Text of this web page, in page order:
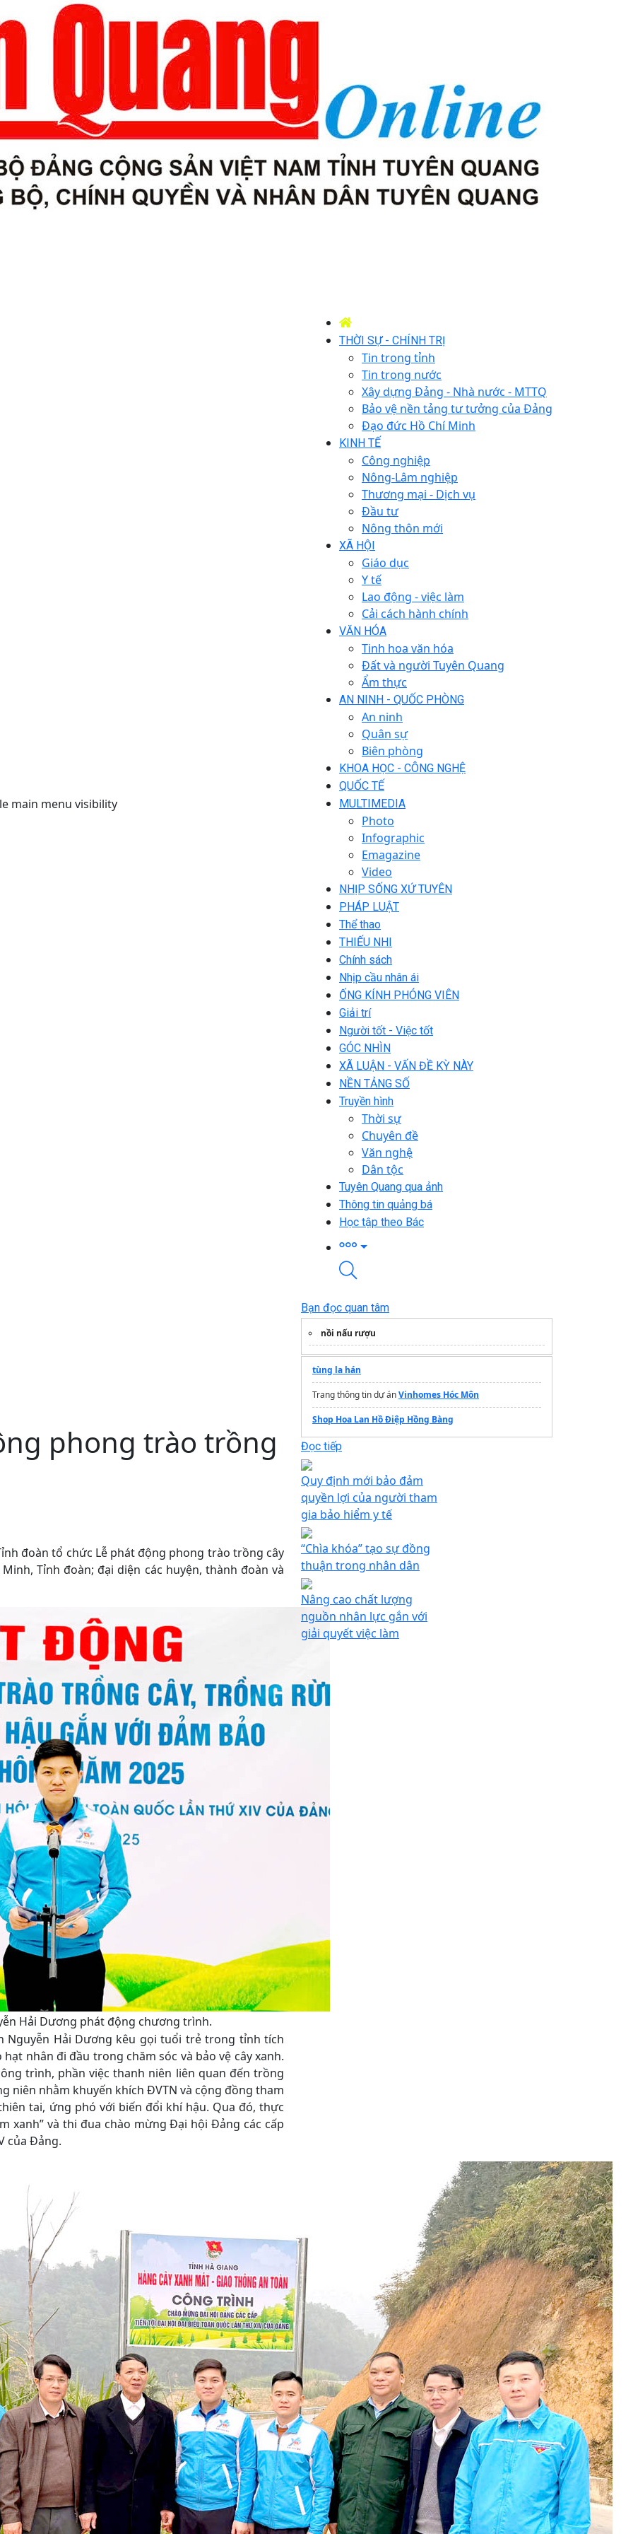
main menu visibility
THỜI SỰ - CHÍNH TRỊ
Tin trong tỉnh
Tin trong nước
Xây dựng Đảng - Nhà nước - MTTQ
Bảo vệ nền tảng tư tưởng của Đảng
Đạo đức Hồ Chí Minh
KINH TẾ
Công nghiệp
Nông-Lâm nghiệp
Thương mại - Dịch vụ
Đầu tư
Nông thôn mới
XÃ HỘI
Giáo dục
Y tế
Lao động - việc làm
Cải cách hành chính
VĂN HÓA
Tinh hoa văn hóa
Đất và người Tuyên Quang
Ẩm thực
AN NINH - QUỐC PHÒNG
An ninh
Quân sự
Biên phòng
KHOA HỌC - CÔNG NGHỆ
QUỐC TẾ
MULTIMEDIA
Photo
Infographic
Emagazine
Video
NHỊP SỐNG XỨ TUYÊN
PHÁP LUẬT
Thể thao
THIẾU NHI
Chính sách
Nhịp cầu nhân ái
ỐNG KÍNH PHÓNG VIÊN
Giải trí
Người tốt - Việc tốt
GÓC NHÌN
XÃ LUẬN - VẤN ĐỀ KỲ NÀY
NỀN TẢNG SỐ
Truyền hình
Thời sự
Chuyên đề
Văn nghệ
Dân tộc
Tuyên Quang qua ảnh
Thông tin quảng bá
Học tập theo Bác
phong trào trồng
đoàn tổ chức Lễ phát động phong trào trồng cây
Tỉnh đoàn; đại diện các huyện, thành đoàn và
Hải Dương phát động chương trình.
Nguyễn Hải Dương kêu gọi tuổi trẻ trong tỉnh tích
nhân đi đầu trong chăm sóc và bảo vệ cây xanh.
trình, phần việc thanh niên liên quan đến trồng
niên nhằm khuyến khích ĐVTN và cộng đồng tham
tai, ứng phó với biến đổi khí hậu. Qua đó, thực
xanh” và thi đua chào mừng Đại hội Đảng các cấp
của Đảng.
Bạn đọc quan tâm
nồi nấu rượu
tùng la hán
Trang thông tin dự ánVinhomes Hóc Môn
Shop Hoa Lan Hồ Điệp Hồng Bàng
Đọc tiếp
Quy định mới bảo đảm
quyền lợi của người tham
gia bảo hiểm y tế
“Chìa khóa” tạo sự đồng
thuận trong nhân dân
Nâng cao chất lượng
nguồn nhân lực gắn với
giải quyết việc làm